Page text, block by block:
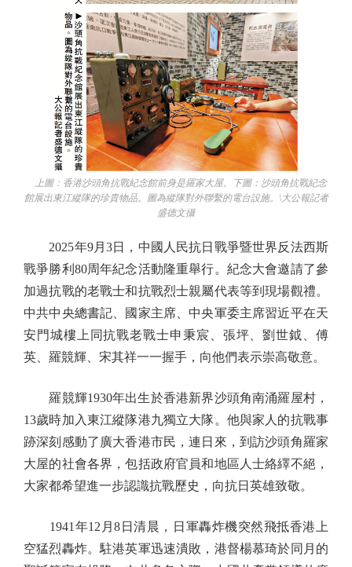
上圖：香港沙頭角抗戰紀念館前身是羅家大屋。下圖：沙頭角抗戰紀念
館展出東江縱隊的珍貴物品。圖為縱隊對外聯繫的電台設施。\大公報記者
盛德文攝
2025年9月3日，中國人民抗日戰爭暨世界反法西斯
戰爭勝利80周年紀念活動隆重舉行。紀念大會邀請了參
加過抗戰的老戰士和抗戰烈士親屬代表等到現場觀禮。
中共中央總書記、國家主席、中央軍委主席習近平在天
安門城樓上同抗戰老戰士申秉宸、張坪、劉世鉞、傅
英、羅競輝、宋其祥一一握手，向他們表示崇高敬意。
羅競輝1930年出生於香港新界沙頭角南涌羅屋村，
13歲時加入東江縱隊港九獨立大隊。他與家人的抗戰事
跡深刻感動了廣大香港市民，連日來，到訪沙頭角羅家
大屋的社會各界，包括政府官員和地區人士絡繹不絕，
大家都希望進一步認識抗戰歷史，向抗日英雄致敬。
1941年12月8日清晨，日軍轟炸機突然飛抵香港上
空猛烈轟炸。駐港英軍迅速潰敗，港督楊慕琦於同月的